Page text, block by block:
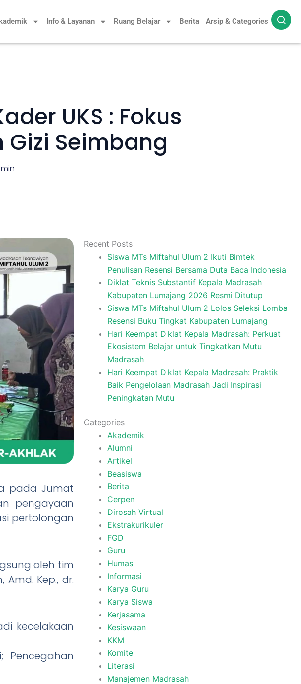
Info & Layanan Ruang Belajar Berita Arsip & Categories
UKS : Fokus
Gizi Seimbang
pada Jumat
pengayaan
pertolongan
oleh tim
Kep., dr.
kecelakaan
Pencegahan
Recent Posts
Siswa MTs Miftahul Ulum 2 Ikuti Bimtek
Penulisan Resensi Bersama Duta Baca Indonesia
Diklat Teknis Substantif Kepala Madrasah
Kabupaten Lumajang 2026 Resmi Ditutup
Siswa MTs Miftahul Ulum 2 Lolos Seleksi Lomba
Resensi Buku Tingkat Kabupaten Lumajang
Hari Keempat Diklat Kepala Madrasah: Perkuat
Ekosistem Belajar untuk Tingkatkan Mutu
Madrasah
Hari Keempat Diklat Kepala Madrasah: Praktik
Baik Pengelolaan Madrasah Jadi Inspirasi
Peningkatan Mutu
Categories
Akademik
Alumni
Artikel
Beasiswa
Berita
Cerpen
Dirosah Virtual
Ekstrakurikuler
FGD
Guru
Humas
Informasi
Karya Guru
Karya Siswa
Kerjasama
Kesiswaan
KKM
Komite
Literasi
Manajemen Madrasah